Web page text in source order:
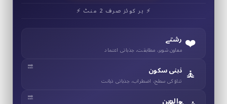
⚡ ہر کوئز صرف 2 منٹ ⚡
❤️ رشتے
معاون شوہر، مطابقت، جذباتی اعتماد
🧘 ذہنی سکون
تناؤ کی سطح، اضطراب، جذباتی ذہانت